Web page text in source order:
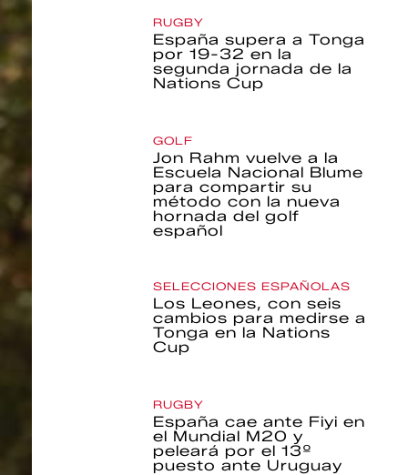
RUGBY
España supera a Tonga
por 19-32 en la
segunda jornada de la
Nations Cup
GOLF
Jon Rahm vuelve a la
Escuela Nacional Blume
para compartir su
método con la nueva
hornada del golf
español
SELECCIONES ESPAÑOLAS
Los Leones, con seis
cambios para medirse a
Tonga en la Nations
Cup
RUGBY
España cae ante Fiyi en
el Mundial M20 y
peleará por el 13º
puesto ante Uruguay